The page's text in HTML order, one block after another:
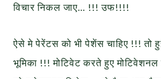
विचार निकल जाए… !!! उफ!!!!
ऐसे मे पेरेंटस को भी पेशेंस चाहिए !!! तो
भूमिका !!! मोटिवेट करते हुए